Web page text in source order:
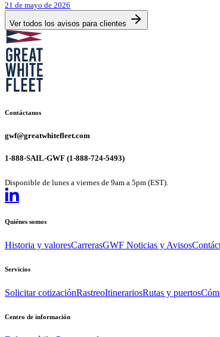
21 de mayo de 2026
Ver todos los avisos para clientes
Contáctanos
gwf@greatwhitefleet.com
1-888-SAIL-GWF (1-888-724-5493)
Disponible de lunes a viernes de 9am a 5pm (EST).
Quiénes somos
Historia y valoresCarrerasGWF Noticias y Avisos
Servicios
Solicitar cotizaciónRastreoItinerariosRutas y puertos
Centro de información